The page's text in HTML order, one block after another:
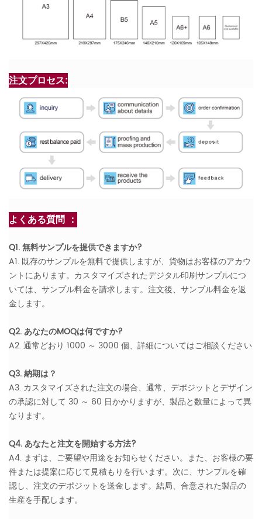
注文プロセス:
よくある質問 ：
Q1. 無料サンプルを提供できますか?
A1. 既存のサンプルを無料で提供しますが、貨物はお客様のアカウ
ントにあります。カスタマイズされたデジタル印刷サンプルにつ
いては、サンプル料金を請求します。注文後、サンプル料金を返
金します。
Q2. あなたのMOQは何ですか?
A2. 通常どおり 1000 ～ 3000 個、詳細についてはご相談ください
Q3. 納期は？
A3. カスタマイズされた注文の場合、通常、デポジットとデザイン
の承認に対して 30 ～ 60 日かかりますが、製品と数量によって異
なります。
Q4. あなたと注文を開始する方法?
A4. まずは、ご要望や用途をお知らせください。また、お客様の要
件または提案に応じて見積もりを行います。次に、サンプルを確
認し、注文のデポジットを送金します。結局、合意された製品の
生産を手配します。